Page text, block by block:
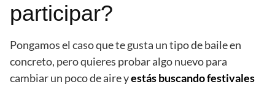
participar?
Pongamos el caso que te gusta un tipo de baile en
concreto, pero quieres probar algo nuevo para
cambiar un poco de aire yestás buscando festivales